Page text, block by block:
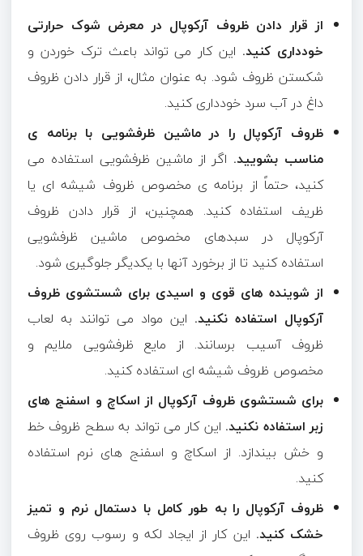
از قرار دادن ظروف آرکوپال در معرض شوک حرارتی
خودداری کنید. این کار می تواند باعث ترک خوردن و
شکستن ظروف شود. به عنوان مثال، از قرار دادن ظروف
داغ در آب سرد خودداری کنید.
ظروف آرکوپال را در ماشین ظرفشویی با برنامه ی
مناسب بشویید. اگر از ماشین ظرفشویی استفاده می
کنید، حتماً از برنامه ی مخصوص ظروف شیشه ای یا
ظریف استفاده کنید. همچنین، از قرار دادن ظروف
آرکوپال در سبدهای مخصوص ماشین ظرفشویی
استفاده کنید تا از برخورد آنها با یکدیگر جلوگیری شود.
از شوینده های قوی و اسیدی برای شستشوی ظروف
آرکوپال استفاده نکنید. این مواد می توانند به لعاب
ظروف آسیب برسانند. از مایع ظرفشویی ملایم و
مخصوص ظروف شیشه ای استفاده کنید.
برای شستشوی ظروف آرکوپال از اسکاچ و اسفنج های
زبر استفاده نکنید. این کار می تواند به سطح ظروف خط
و خش بیندازد. از اسکاچ و اسفنج های نرم استفاده
کنید.
ظروف آرکوپال را به طور کامل با دستمال نرم و تمیز
خشک کنید. این کار از ایجاد لکه و رسوب روی ظروف